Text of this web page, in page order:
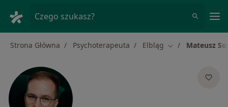
Czego szukasz?
Strona Główna Psychoterapeuta Elbląg Zmień miasto
Mateusz